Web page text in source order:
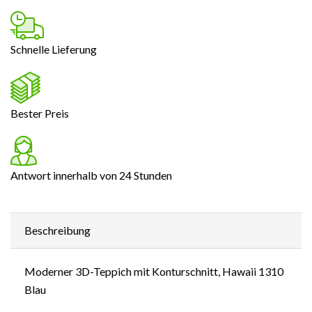
Schnelle Lieferung
Bester Preis
Antwort innerhalb von 24 Stunden
Beschreibung
Moderner 3D-Teppich mit Konturschnitt, Hawaii 1310
Blau